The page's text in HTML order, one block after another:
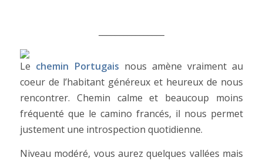
Le chemin Portugais nous amène vraiment au
coeur de l’habitant généreux et heureux de nous
rencontrer. Chemin calme et beaucoup moins
fréquenté que le camino francés, il nous permet
justement une introspection quotidienne.
Niveau modéré, vous aurez quelques vallées mais